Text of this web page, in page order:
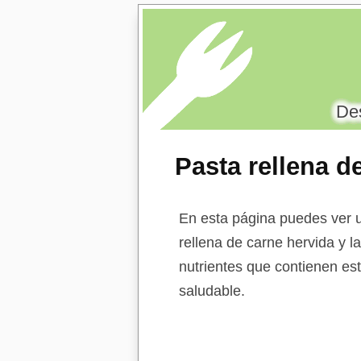
Pasta rellena
de segunda y
En esta página puedes ver
rellena de carne hervida y
nutrientes que contienen
saludable.